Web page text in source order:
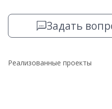
Задать
Реализованные проекты